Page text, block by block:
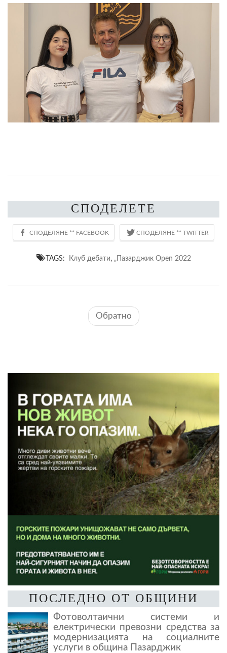
СПОДЕЛЕТЕ
TAGS: Клуб дебати, „Пазарджик Open 2022
Обратно
ПОСЛЕДНО ОТ ОБЩИНИ
Фотоволтаични системи и
електрически превозни средства за
модернизацията на социалните
услуги в община Пазарджик